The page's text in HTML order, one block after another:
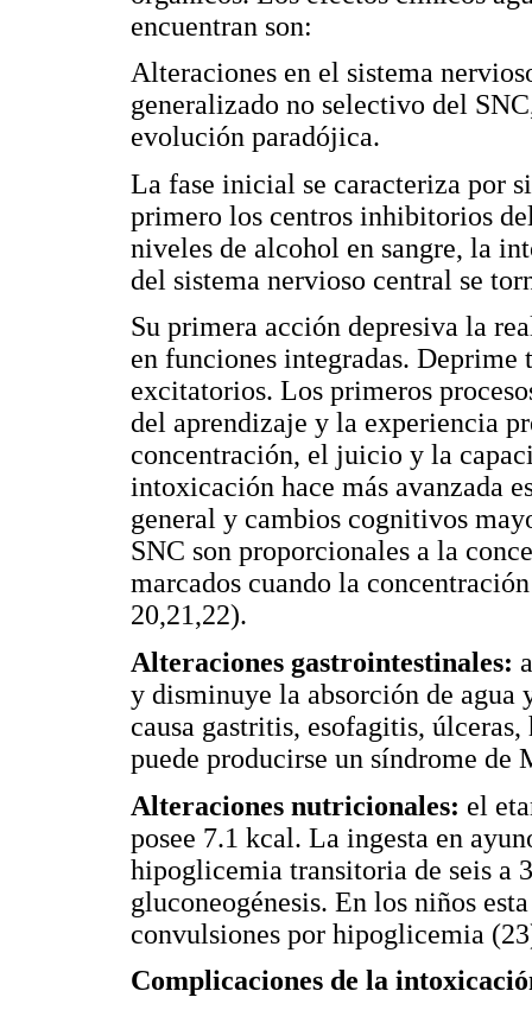
encuentran son:
Alteraciones en el sistema
generalizado no selectivo del
evolución paradójica.
La fase inicial se caracteriza por
primero los centros inhibitorios
niveles de alcohol en sangre, la
del sistema nervioso central se
Su primera acción depresiva la
en funciones integradas.
excitatorios. Los primeros
del aprendizaje y la experiencia
concentración, el juicio y la
intoxicación hace más avanzada
general y cambios cognitivos
SNC son proporcionales a la
marcados cuando la
20,21,22).
Alteraciones gastrointestinales:
y disminuye la absorción de
causa gastritis, esofagitis,
puede producirse un síndrome de
Alteraciones nutricionales: el
posee 7.1 kcal. La ingesta en
hipoglicemia transitoria de seis a
gluconeogénesis. En los niños
convulsiones por hipoglicemia
Complicaciones de la